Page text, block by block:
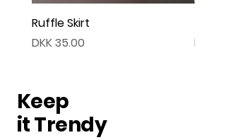
Ruffle Skirt
Price
DKK 35.00
Price
DKK
Keep
it Trendy